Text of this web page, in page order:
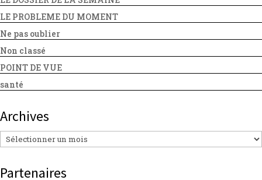
LE PROBLEME DU MOMENT
Ne pas oublier
Non classé
POINT DE VUE
santé
Archives
Archives
Partenaires